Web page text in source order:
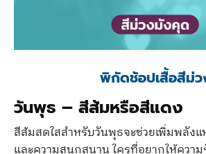
พิกัดช้อปเสื้อสีม่
วันพุธ – สีส้มหรือสีแดง
สีส้มสดใสสำหรับวันพุธจะช่วยเพิ่มพลังแ
และความสนุกสนาน ใครที่อยากให้ควา